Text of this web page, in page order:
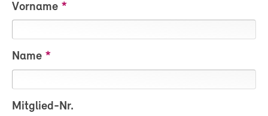
Vorname
Name
Mitglied-Nr.